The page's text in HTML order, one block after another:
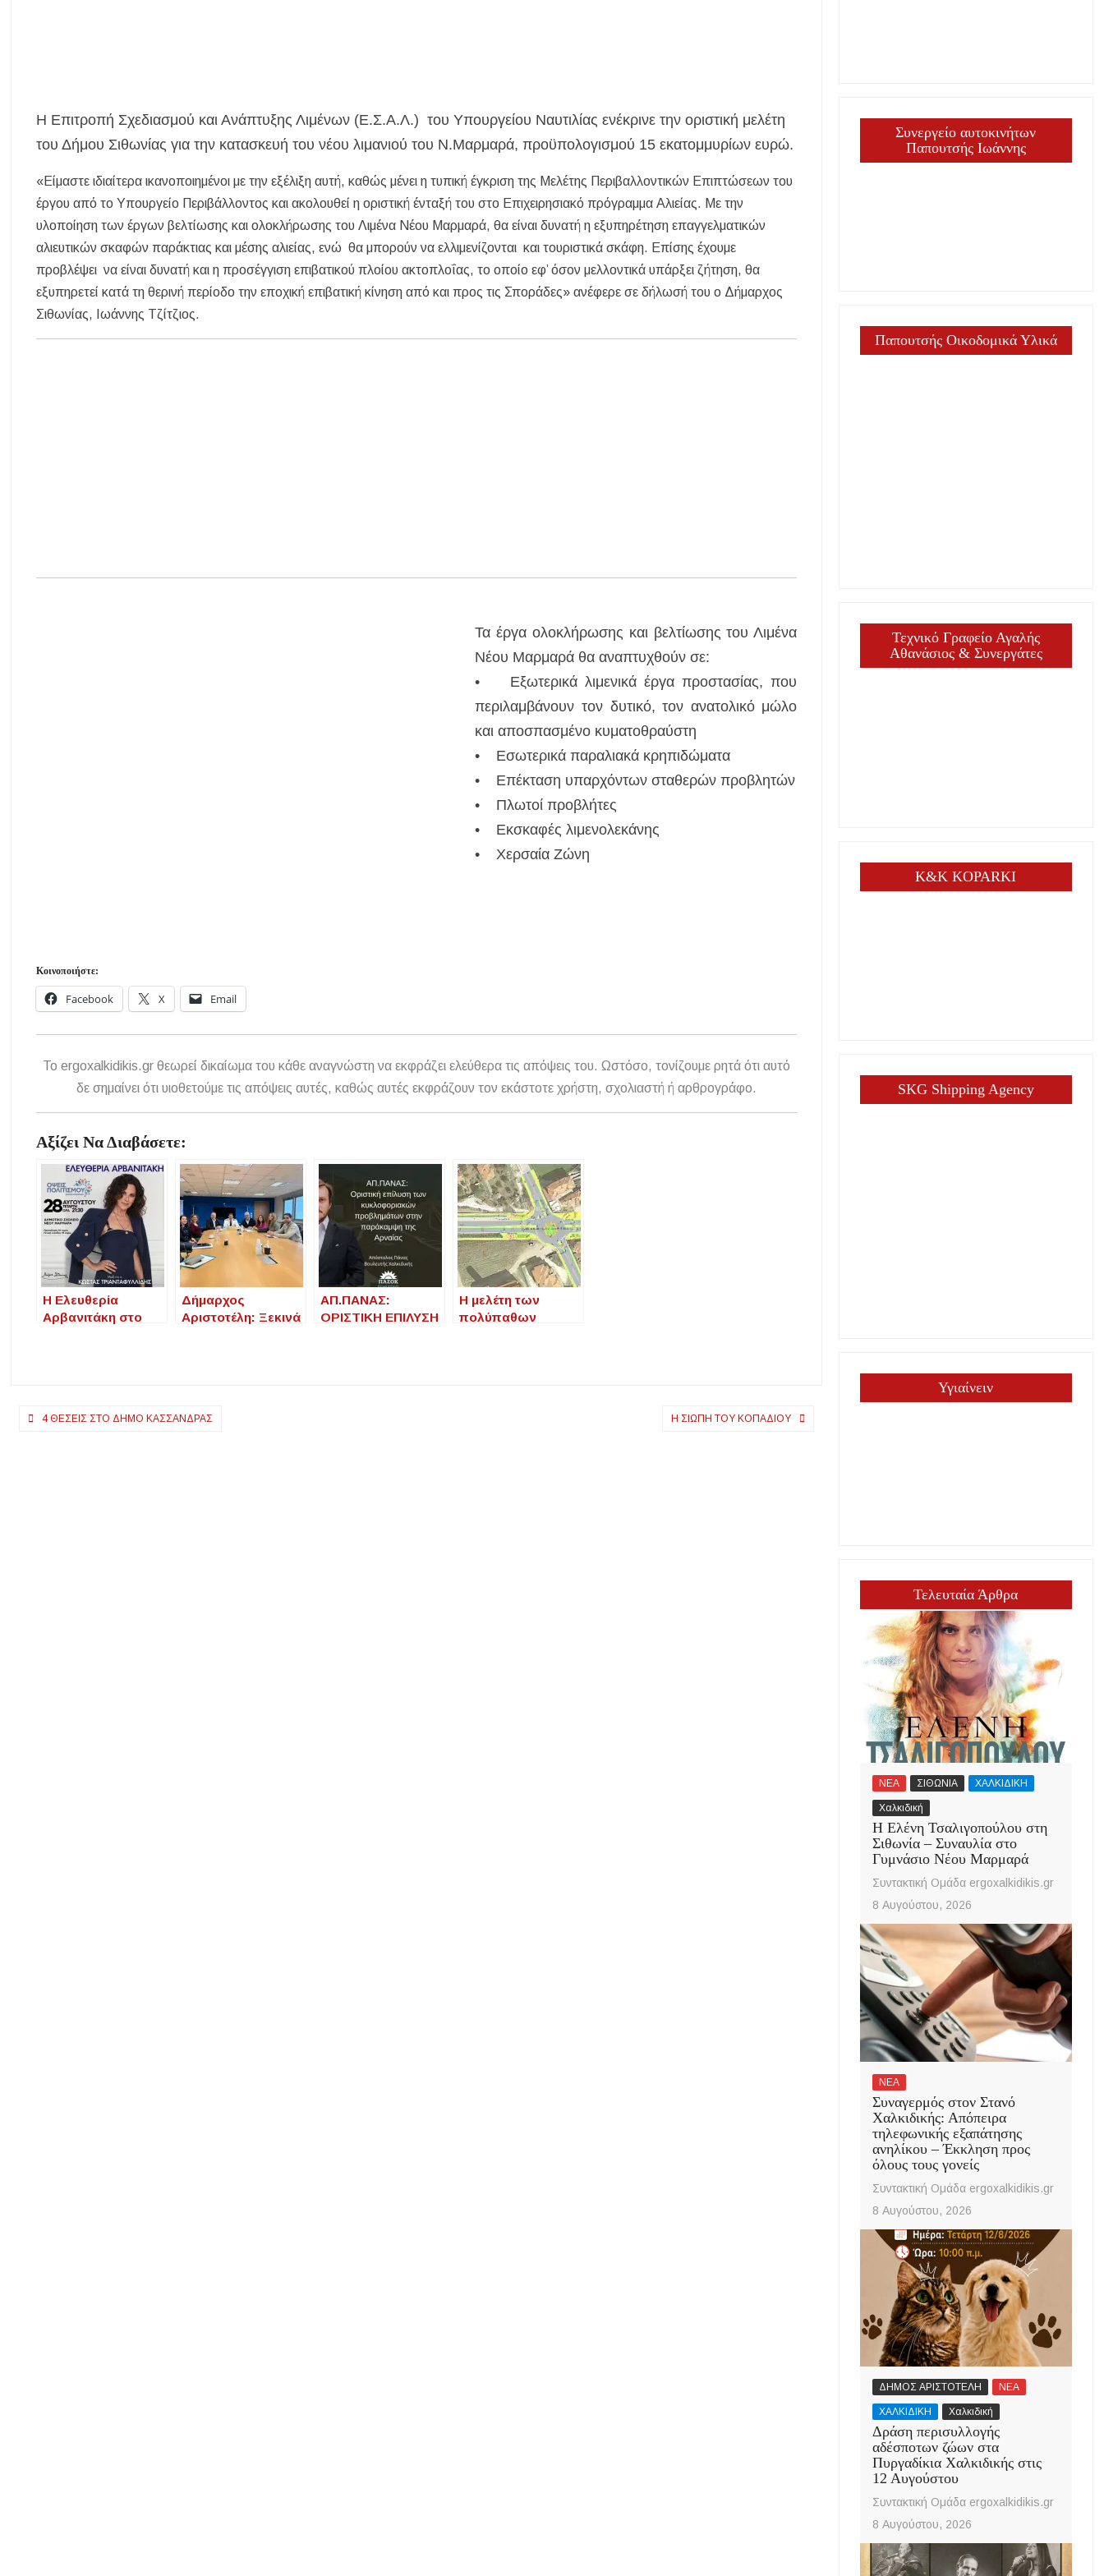
Χαλκιδική: Άμεση η κατάσβεση πυρκαγιάς σε χαμηλή βλάστηση στην περιοχή του Πόρτο Καρράς
Η Επιτροπή Σχεδιασμού και Ανάπτυξης Λιμένων (Ε.Σ.Α.Λ.) του Υπουργείου Ναυτιλίας ενέκρινε την οριστική μελέτη
του Δήμου Σιθωνίας για την κατασκευή του νέου λιμανιού του Ν.Μαρμαρά, προϋπολογισμού 15 εκατομμυρίων ευρώ.
«Είμαστε ιδιαίτερα ικανοποιημένοι με την εξέλιξη αυτή, καθώς μένει η τυπική έγκριση της Μελέτης Περιβαλλοντικών Επιπτώσεων του
έργου από το Υπουργείο Περιβάλλοντος και ακολουθεί η οριστική ένταξή του στο Επιχειρησιακό πρόγραμμα Αλιείας. Με την
υλοποίηση των έργων βελτίωσης και ολοκλήρωσης του Λιμένα Νέου Μαρμαρά, θα είναι δυνατή η εξυπηρέτηση επαγγελματικών
αλιευτικών σκαφών παράκτιας και μέσης αλιείας, ενώ θα μπορούν να ελλιμενίζονται και τουριστικά σκάφη. Επίσης έχουμε
προβλέψει να είναι δυνατή και η προσέγγιση επιβατικού πλοίου ακτοπλοΐας, το οποίο εφ’ όσον μελλοντικά υπάρξει ζήτηση, θα
εξυπηρετεί κατά τη θερινή περίοδο την εποχική επιβατική κίνηση από και προς τις Σποράδες» ανέφερε σε δήλωσή του ο Δήμαρχος
Σιθωνίας, Ιωάννης Τζίτζιος.
Τα έργα ολοκλήρωσης και βελτίωσης του Λιμένα
Νέου Μαρμαρά θα αναπτυχθούν σε:
• Εξωτερικά λιμενικά έργα προστασίας, που
περιλαμβάνουν τον δυτικό, τον ανατολικό μώλο
και αποσπασμένο κυματοθραύστη
• Εσωτερικά παραλιακά κρηπιδώματα
• Επέκταση υπαρχόντων σταθερών προβλητών
• Πλωτοί προβλήτες
• Εκσκαφές λιμενολεκάνης
• Χερσαία Ζώνη
Κοινοποιήστε:
Facebook X Email
To ergoxalkidikis.gr θεωρεί δικαίωμα του κάθε αναγνώστη να εκφράζει ελεύθερα τις απόψεις του. Ωστόσο, τονίζουμε ρητά ότι αυτό
δε σημαίνει ότι υιοθετούμε τις απόψεις αυτές, καθώς αυτές εκφράζουν τον εκάστοτε χρήστη, σχολιαστή ή αρθρογράφο.
Αξίζει Να Διαβάσετε:
Η Ελευθερία
Αρβανιτάκη στο
Δήμαρχος
Αριστοτέλη: Ξεκινά
ΑΠ.ΠΑΝΑΣ:
ΟΡΙΣΤΙΚΗ ΕΠΙΛΥΣΗ
Η μελέτη των
πολύπαθων
Πλοήγηση
4 ΘΈΣΕΙΣ ΣΤΟ ΔΉΜΟ ΚΑΣΣΆΝΔΡΑΣ Η ΣΙΩΠΗ ΤΟΥ ΚΟΠΑΔΙΟΥ
Συνεργείο αυτοκινήτων
Παπουτσής Ιωάννης
Παπουτσής Οικοδομικά Υλικά
Τεχνικό Γραφείο Αγαλής
Αθανάσιος & Συνεργάτες
K&K KOPARKI
SKG Shipping Agency
Υγιαίνειν
Τελευταία Άρθρα
ΝΕΑ ΣΙΘΩΝΙΑ ΧΑΛΚΙΔΙΚΗ
Χαλκιδική
Η Ελένη Τσαλιγοπούλου στη
Σιθωνία – Συναυλία στο
Γυμνάσιο Νέου Μαρμαρά
Συντακτική Ομάδα ergoxalkidikis.gr
8 Αυγούστου, 2026
ΝΕΑ
Συναγερμός στον Στανό
Χαλκιδικής: Απόπειρα
τηλεφωνικής εξαπάτησης
ανηλίκου – Έκκληση προς
όλους τους γονείς
Συντακτική Ομάδα ergoxalkidikis.gr
8 Αυγούστου, 2026
ΔΗΜΟΣ ΑΡΙΣΤΟΤΕΛΗ ΝΕΑ
ΧΑΛΚΙΔΙΚΗ Χαλκιδική
Δράση περισυλλογής
αδέσποτων ζώων στα
Πυργαδίκια Χαλκιδικής στις
12 Αυγούστου
Συντακτική Ομάδα ergoxalkidikis.gr
8 Αυγούστου, 2026